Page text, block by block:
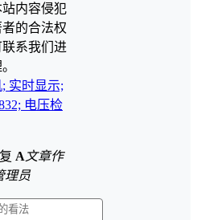
内容侵犯
的合法权
联系我们进
实时显示;
电压检
A 文章作
理员